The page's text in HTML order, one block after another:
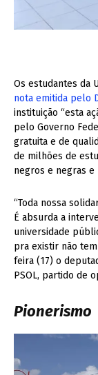
Os estudantes da
nota emitida pelo
instituição “esta
pelo Governo
gratuita e de
de milhões de
negros e negras e
“Toda nossa
É absurda a
universidade
pra existir não
feira (17) o
PSOL, partido de
Pionerismo